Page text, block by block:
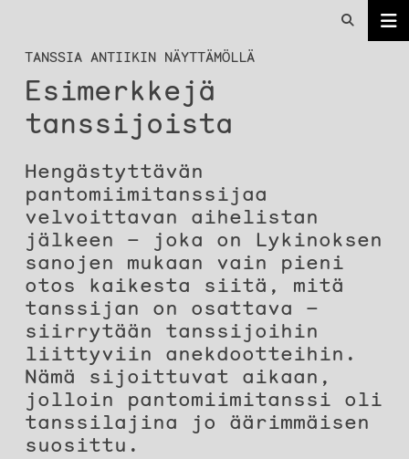
TANSSIA ANTIIKIN NÄYTTÄMÖLLÄ
Esimerkkejä
tanssijoista
Hengästyttävän
pantomiimitanssijaa
velvoittavan aihelistan
jälkeen – joka on Lykinoksen
sanojen mukaan vain pieni
otos kaikesta siitä, mitä
tanssijan on osattava –
siirrytään tanssijoihin
liittyviin anekdootteihin.
Nämä sijoittuvat aikaan,
jolloin pantomiimitanssi oli
tanssilajina jo äärimmäisen
suosittu.